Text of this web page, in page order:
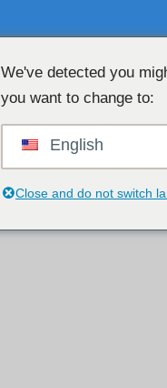
We've detected you
you want to change to:
English
Close and do not switch